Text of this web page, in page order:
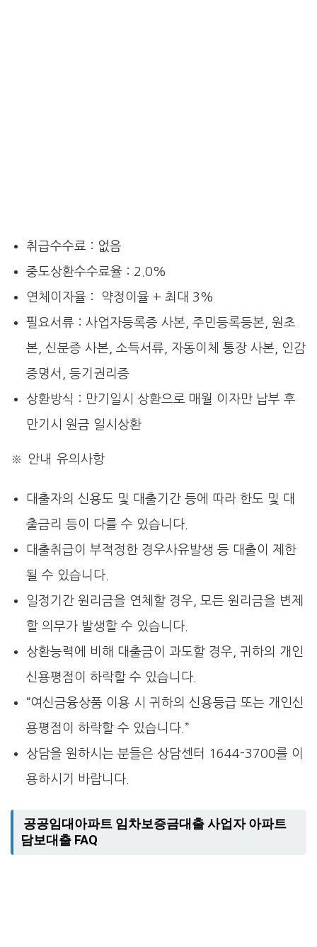
취급수수료 : 없음
중도상환수수료율 : 2.0%
연체이자율 : 약정이율 + 최대 3%
필요서류 : 사업자등록증 사본, 주민등록등본, 원초
본, 신분증 사본, 소득서류, 자동이체 통장 사본, 인감
증명서, 등기권리증
상환방식 : 만기일시 상환으로 매월 이자만 납부 후
만기시 원금 일시상환
※ 안내 유의사항
대출자의 신용도 및 대출기간 등에 따라 한도 및 대
출금리 등이 다를 수 있습니다.
대출취급이 부적정한 경우사유발생 등 대출이 제한
될 수 있습니다.
일정기간 원리금을 연체할 경우, 모든 원리금을 변제
할 의무가 발생할 수 있습니다.
상환능력에 비해 대출금이 과도할 경우, 귀하의 개인
신용평점이 하락할 수 있습니다.
“여신금융상품 이용 시 귀하의 신용등급 또는 개인신
용평점이 하락할 수 있습니다.”
상담을 원하시는 분들은 상담센터 1644-3700를 이
용하시기 바랍니다.
공공임대아파트 임차보증금대출 사업자 아파트
담보대출 FAQ